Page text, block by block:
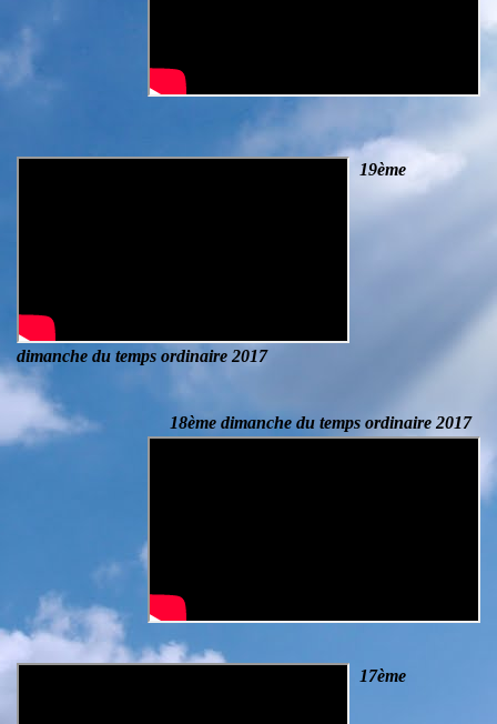
19ème
dimanche du temps ordinaire 2017
18ème dimanche du temps ordinaire 2017
17ème